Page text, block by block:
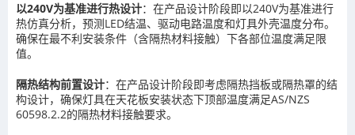
以240V为基准进行热设计：在产品设计阶段即以240V为基准进行
热仿真分析，预测LED结温、驱动电路温度和灯具外壳温度分布。
确保在最不利安装条件（含隔热材料接触）下各部位温度满足限
值。
隔热结构前置设计：在产品设计阶段即考虑隔热挡板或隔热罩的结
构设计，确保灯具在天花板安装状态下顶部温度满足AS/NZS
60598.2.2的隔热材料接触要求。